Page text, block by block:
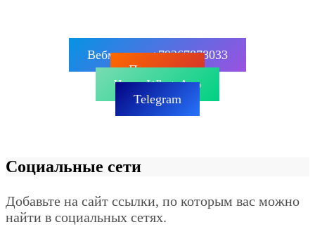
Вебмастер: +79267878033
Позвонить
Чат в WhatsApp
Telegram
Социальные сети
Добавьте на сайт ссылки, по которым вас можно
найти в социальных сетях.